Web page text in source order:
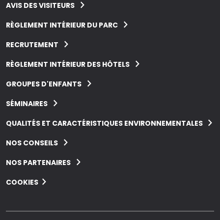
AVIS DES VISITEURS
RÈGLEMENT INTÉRIEUR DU PARC
RECRUTEMENT
RÈGLEMENT INTÉRIEUR DES HÔTELS
GROUPES D'ENFANTS
SÉMINAIRES
QUALITÉS ET CARACTÉRISTIQUES ENVIRONNEMENTALES
NOS CONSEILS
NOS PARTENAIRES
COOKIES